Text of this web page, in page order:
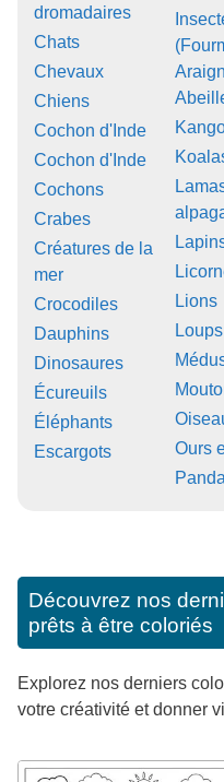
dromadaires
Chats
Chevaux
Chiens
Cochon d'Inde
Cochon d'Inde
Cochons
Crabes
Créatures de la
mer
Crocodiles
Dauphins
Dinosaures
Écureuils
Éléphants
Escargots
Lions
Loups
Ours
Découvrez nos
prêts à être coloriés
Explorez nos derniers
votre créativité et donner